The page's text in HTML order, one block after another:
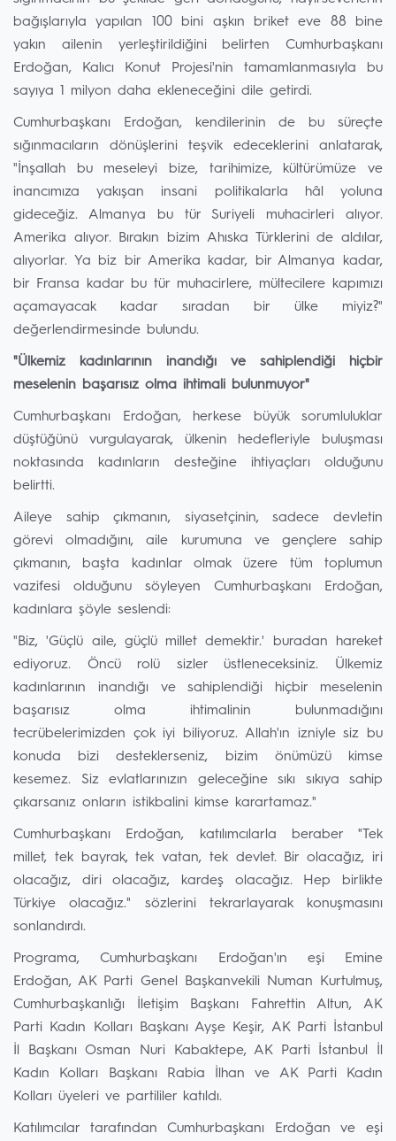
bağışlarıyla yapılan 100 bini aşkın briket eve 88 bine
yakın ailenin yerleştirildiğini belirten Cumhurbaşkanı
Erdoğan, Kalıcı Konut Projesi'nin tamamlanmasıyla bu
sayıya 1 milyon daha ekleneceğini dile getirdi.
Cumhurbaşkanı Erdoğan, kendilerinin de bu süreçte
sığınmacıların dönüşlerini teşvik edeceklerini anlatarak,
"İnşallah bu meseleyi bize, tarihimize, kültürümüze ve
inancımıza yakışan insani politikalarla hâl yoluna
gideceğiz. Almanya bu tür Suriyeli muhacirleri alıyor.
Amerika alıyor. Bırakın bizim Ahıska Türklerini de aldılar,
alıyorlar. Ya biz bir Amerika kadar, bir Almanya kadar,
bir Fransa kadar bu tür muhacirlere, mültecilere kapımızı
açamayacak kadar sıradan bir ülke miyiz?"
değerlendirmesinde bulundu.
"Ülkemiz kadınlarının inandığı ve sahiplendiği hiçbir
meselenin başarısız olma ihtimali bulunmuyor"
Cumhurbaşkanı Erdoğan, herkese büyük sorumluluklar
düştüğünü vurgulayarak, ülkenin hedefleriyle buluşması
noktasında kadınların desteğine ihtiyaçları olduğunu
belirtti.
Aileye sahip çıkmanın, siyasetçinin, sadece devletin
görevi olmadığını, aile kurumuna ve gençlere sahip
çıkmanın, başta kadınlar olmak üzere tüm toplumun
vazifesi olduğunu söyleyen Cumhurbaşkanı Erdoğan,
kadınlara şöyle seslendi:
"Biz, 'Güçlü aile, güçlü millet demektir.' buradan hareket
ediyoruz. Öncü rolü sizler üstleneceksiniz. Ülkemiz
kadınlarının inandığı ve sahiplendiği hiçbir meselenin
başarısız olma ihtimalinin bulunmadığını
tecrübelerimizden çok iyi biliyoruz. Allah'ın izniyle siz bu
konuda bizi desteklerseniz, bizim önümüzü kimse
kesemez. Siz evlatlarınızın geleceğine sıkı sıkıya sahip
çıkarsanız onların istikbalini kimse karartamaz."
Cumhurbaşkanı Erdoğan, katılımcılarla beraber "Tek
millet, tek bayrak, tek vatan, tek devlet. Bir olacağız, iri
olacağız, diri olacağız, kardeş olacağız. Hep birlikte
Türkiye olacağız." sözlerini tekrarlayarak konuşmasını
sonlandırdı.
Programa, Cumhurbaşkanı Erdoğan'ın eşi Emine
Erdoğan, AK Parti Genel Başkanvekili Numan Kurtulmuş,
Cumhurbaşkanlığı İletişim Başkanı Fahrettin Altun, AK
Parti Kadın Kolları Başkanı Ayşe Keşir, AK Parti İstanbul
İl Başkanı Osman Nuri Kabaktepe, AK Parti İstanbul İl
Kadın Kolları Başkanı Rabia İlhan ve AK Parti Kadın
Kolları üyeleri ve partililer katıldı.
Katılımcılar tarafından Cumhurbaşkanı Erdoğan ve eşi